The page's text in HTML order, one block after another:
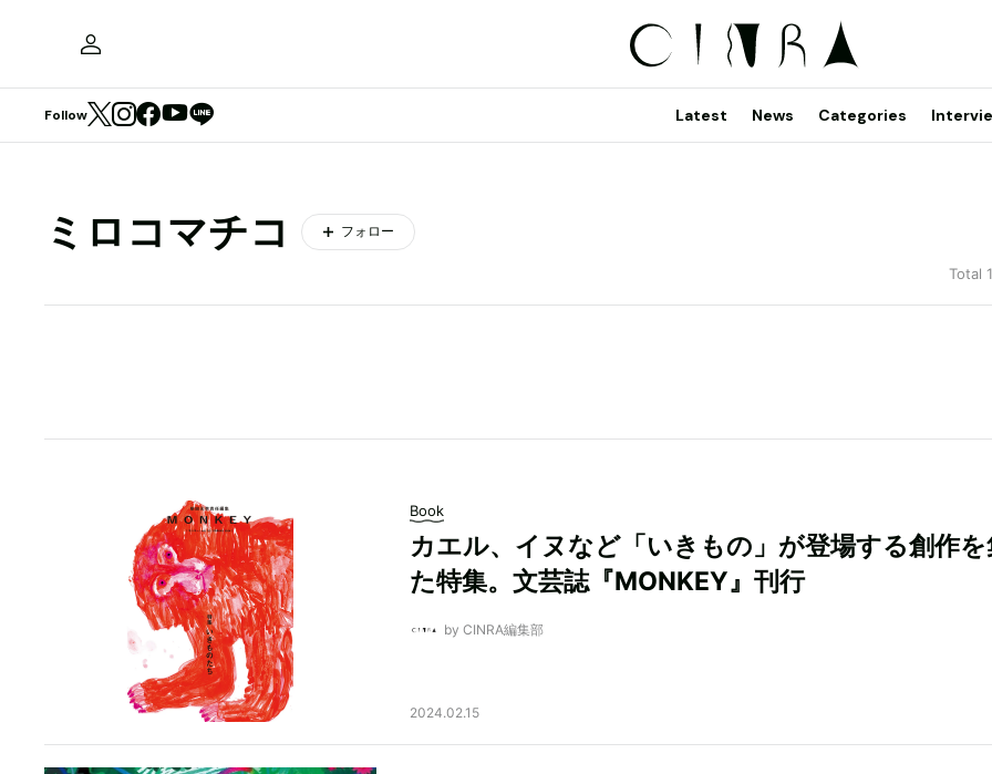
Follow Latest News Categories
ミロコマチコ フォロー
Total
Book
カエル、イヌなど「いきもの」が登場する創作
た特集。文芸誌『MONKEY』刊行
by CINRA編集部
2024.02.15